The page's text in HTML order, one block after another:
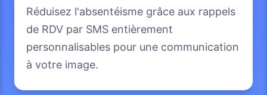
Réduisez l'absentéisme grâce aux rappels
de RDV par SMS entièrement
personnalisables pour une communication
à votre image.